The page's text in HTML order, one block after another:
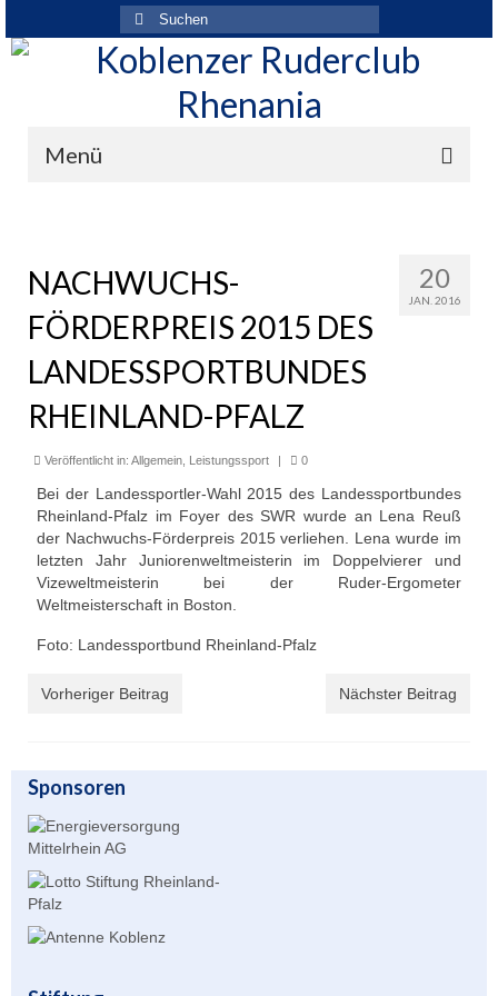
Suchen
nach:
Menü
Vereinskleidung
Unser Angebot
Leistungssport
Herzsport
Unser Bootshaus
Bootshaus Galerie
20
JAN. 2016
NACHWUCHS-
FÖRDERPREIS 2015 DES
LANDESSPORTBUNDES
RHEINLAND-PFALZ
Veröffentlicht in: Allgemein Leistungssport | 0
Bei der Landessportler-Wahl 2015 des Landessportbundes
Rheinland-Pfalz im Foyer des SWR wurde an Lena Reuß
der Nachwuchs-Förderpreis 2015 verliehen. Lena wurde im
letzten Jahr Juniorenweltmeisterin im Doppelvierer und
Vizeweltmeisterin bei der Ruder-Ergometer
Weltmeisterschaft in Boston.
Foto: Landessportbund Rheinland-Pfalz
Vorheriger Beitrag Nächster Beitrag
Sponsoren